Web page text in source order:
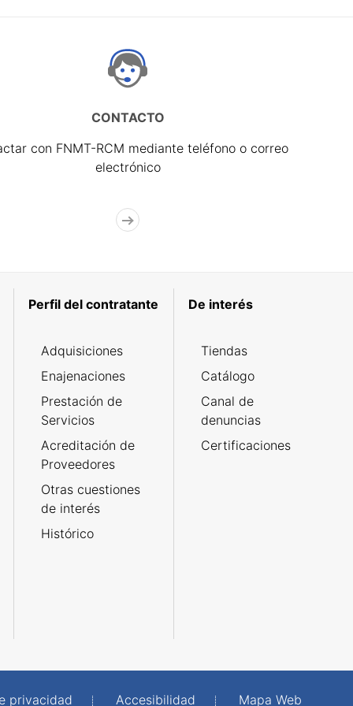
CONTACTO
con FNMT-RCM mediante teléfono o correo
electrónico
Perfil del contratante
Adquisiciones
Enajenaciones
Prestación de
Servicios
Acreditación de
Proveedores
Otras cuestiones
de interés
Histórico
De interés
Tiendas
Catálogo
Canal de
denuncias
Certificaciones
privacidad Accesibilidad Mapa Web